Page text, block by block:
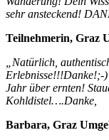
sehr ansteckend!
Teilnehmerin, Graz
„Natürlich,
Erlebnisse!!!Danke!;-
Jahr über ernten!
Kohldistel….Danke,
Barbara, Graz